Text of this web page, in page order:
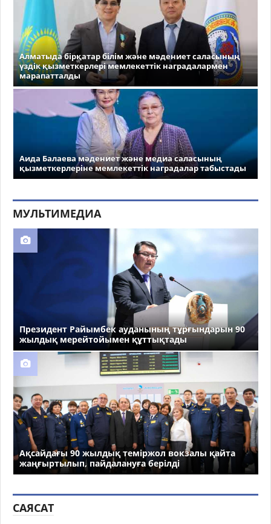
Алматыда бірқатар білім және мәдениет саласының
үздік қызметкерлері мемлекеттік наградалармен
марапатталды
Аида Балаева мәдениет және медиа саласының
қызметкерлеріне мемлекеттік наградалар табыстады
МУЛЬТИМЕДИА
Президент Райымбек ауданының тұрғындарын 90
жылдық мерейтойымен құттықтады
Ақсайдағы 90 жылдық теміржол вокзалы қайта
жаңғыртылып, пайдалануға берілді
САЯСАТ